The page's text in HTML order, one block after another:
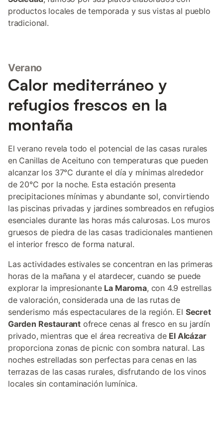
productos locales de temporada y sus vistas al pueblo
tradicional.
Verano
Calor mediterráneo y
refugios frescos en la
montaña
El verano revela todo el potencial de las casas rurales
en Canillas de Aceituno con temperaturas que pueden
alcanzar los 37°C durante el día y mínimas alrededor
de 20°C por la noche. Esta estación presenta
precipitaciones mínimas y abundante sol, convirtiendo
las piscinas privadas y jardines sombreados en refugios
esenciales durante las horas más calurosas. Los muros
gruesos de piedra de las casas tradicionales mantienen
el interior fresco de forma natural.
Las actividades estivales se concentran en las primeras
horas de la mañana y el atardecer, cuando se puede
explorar la impresionante La Maroma, con 4.9 estrellas
de valoración, considerada una de las rutas de
senderismo más espectaculares de la región. El Secret
Garden Restaurant ofrece cenas al fresco en su jardín
privado, mientras que el área recreativa de El Alcázar
proporciona zonas de picnic con sombra natural. Las
noches estrelladas son perfectas para cenas en las
terrazas de las casas rurales, disfrutando de los vinos
locales sin contaminación lumínica.